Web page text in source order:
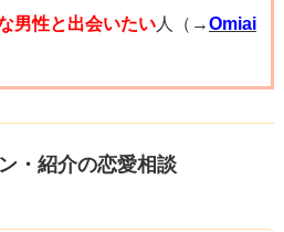
男性と出会いたい人（→Omiai
・紹介の恋愛相談